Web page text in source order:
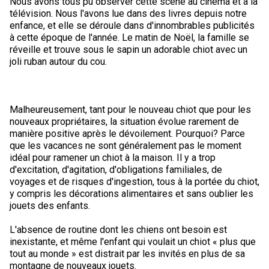
Chiens de berger
Appenzeller sennenhund
Kelpie australien
Berger australien
Bouvier australien courte queue
Colley barbu
Beauceron
Lévriers et chiens courants
Azawakh
Basenji
Basset Hound
Beagle
Chien de St-Hubert
Chien esquimau américain (miniature)
Chien esquimau américain (standard)
Bichon frisé
Terrier de Boston
Bouledogue anglais
Chiens de sport
Barbet
Braque français (Gascogne)
Braque français (Pyrénées)
Braque d'Auvergne
Terriers
Terrier airedale
Terrier Nu Américain
Terrier américain du Staffordshire
Chiens nains
Affenpinscher
Chien esquimau américain (nain)
Chiens de travail
Akita
Je veux devenir évaluateur
Ressources pour les évaluateurs et les clubs
Nutrition
Santé
Chien égaré
Informations sur l'éducation
Quoi de neuf?
Profilage d'ADN
Programme intégré sur la santé des races
Soutien à la communauté des éleveurs
Stratégies en matière de santé des races
Programme d'ADN
Programme de certification des éleveurs du CCC
CONDITIONS D’ADMISSIBILITÉ
Groupe 1 - Chiens de sport
Groupe 2 - Lévriers et chiens courants
Groupe 3 - Chiens-de-travail
Groupe 4 - Terriers
Programme de soutien aux éleveurs de Trupanion
Inscription à la Puppy List
L'importation des chiens
Bureau des commandes
L’Exposition du championnat national du CCC 2026
Aperçu des événements
Concours sur le terrain pour beagles
Programme Bon voisin canin du CCC
Programme de poursuite sur leurre
Expositions de conformation
Épreuve de chien de trait
CanuckDogs.com
Procédure pour enregistrer un chien au CCC
Procédure pour un numéro d’inscription à l’événement
Répertoire des juges
Top Dogs
Top Dogs 2025
Assemblée générale annuelle du CCC
Formulaires
Le courrier canin
Sociétés affiliées
Royal Canin
BFL Canada
Days Inn
Dodge
Adhésion au CCC
Jeunes manieurs
M9C 5K6
lundi à vendredi
9 h à 17 h
HNE
1-855-880-6237
Bureau des commandes
1-800-250-8040
orderdesk@ckc.ca
FAQ
Quand puis-je m'attendre à recevoir une version PDF de mon
télévision. Nous l'avons lue dans des livres depuis notre
enfance, et elle se déroule dans d'innombrables publicités
à cette époque de l'année. Le matin de Noël, la famille se
réveille et trouve sous le sapin un adorable chiot avec un
joli ruban autour du cou.
Malheureusement, tant pour le nouveau chiot que pour les
nouveaux propriétaires, la situation évolue rarement de
manière positive après le dévoilement. Pourquoi? Parce
que les vacances ne sont généralement pas le moment
idéal pour ramener un chiot à la maison. Il y a trop
d'excitation, d'agitation, d'obligations familiales, de
voyages et de risques d'ingestion, tous à la portée du chiot,
y compris les décorations alimentaires et sans oublier les
jouets des enfants.
L'absence de routine dont les chiens ont besoin est
inexistante, et même l'enfant qui voulait un chiot « plus que
tout au monde » est distrait par les invités en plus de sa
montagne de nouveaux jouets.